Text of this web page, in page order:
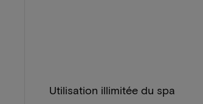
Utilisation illimitée du spa